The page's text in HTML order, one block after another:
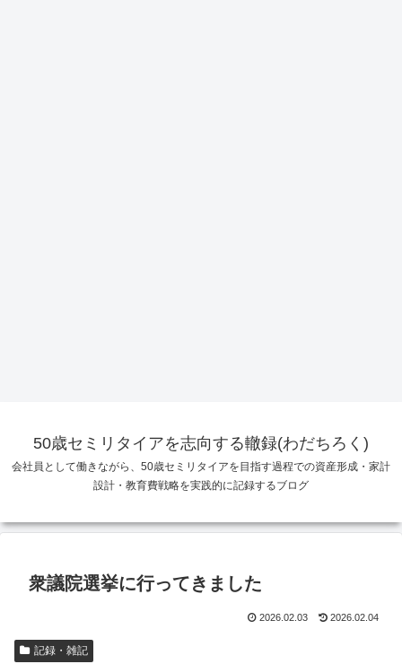
50歳セミリタイアを志向する轍録(わだちろく)
会社員として働きながら、50歳セミリタイアを目指す過程での資産形成・家計
設計・教育費戦略を実践的に記録するブログ
衆議院選挙に行ってきました
2026.02.03 2026.02.04
記録・雑記